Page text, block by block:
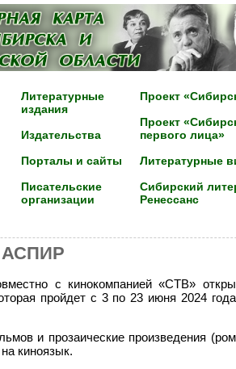
Литературные
издания
Издательства
Порталы и сайты
Писательские
организации
Проект
Проект
первого лица»
Литературные
Сибирский
Ренессанс
АСПИР
с кинокомпанией «СТВ»
пройдет с 3 по 23 июня 2024
и прозаические произведения
киноязык.